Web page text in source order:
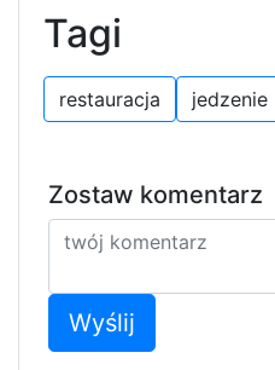
Tagi
restauracja jedzenie
Zostaw komentarz
Wyślij